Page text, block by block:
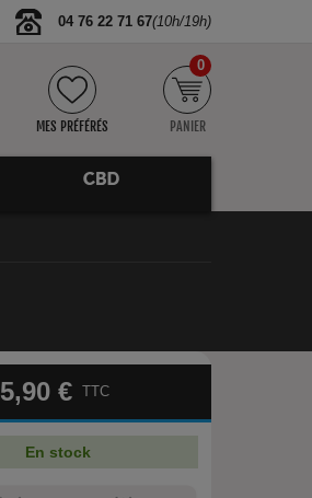
04 76 22 71 67(10h/19h)
MES PRÉFÉRÉS PANIER
0
CBD
5,90 € TTC
En stock